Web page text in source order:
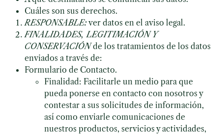
Cuáles son sus derechos.
RESPONSABLE:ver datos en el aviso legal.
FINALIDADES, LEGITIMACIÓN Y
CONSERVACIÓNde los tratamientos de los datos
enviados a través de:
Formulario de Contacto.
Finalidad: Facilitarle un medio para que
pueda ponerse en contacto con nosotros y
contestar a sus solicitudes de información,
así como enviarle comunicaciones de
nuestros productos, servicios y actividades,